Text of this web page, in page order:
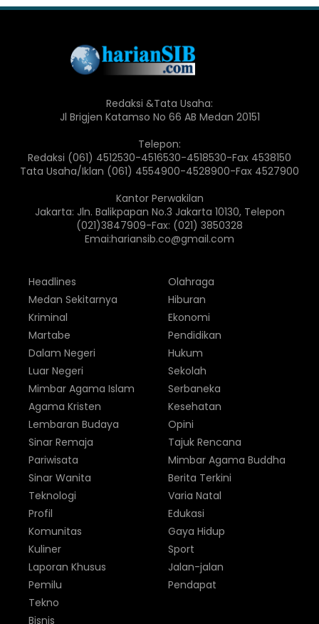
Redaksi &Tata Usaha:
Jl Brigjen Katamso No 66 AB Medan 20151
Telepon:
Redaksi (061) 4512530-4516530-4518530-Fax 4538150
Tata Usaha/Iklan (061) 4554900-4528900-Fax 4527900
Kantor Perwakilan
Jakarta: Jln. Balikpapan No.3 Jakarta 10130, Telepon
(021)3847909-Fax: (021) 3850328
Emai:hariansib.co@gmail.com
Headlines
Medan Sekitarnya
Kriminal
Martabe
Dalam Negeri
Luar Negeri
Olahraga
Hiburan
Ekonomi
Pendidikan
Hukum
Sekolah
Mimbar Agama Islam
Agama Kristen
Lembaran Budaya
Sinar Remaja
Pariwisata
Sinar Wanita
Serbaneka
Kesehatan
Opini
Tajuk Rencana
Mimbar Agama Buddha
Berita Terkini
Teknologi
Profil
Komunitas
Kuliner
Laporan Khusus
Pemilu
Varia Natal
Edukasi
Gaya Hidup
Sport
Jalan-jalan
Pendapat
Tekno
Bisnis